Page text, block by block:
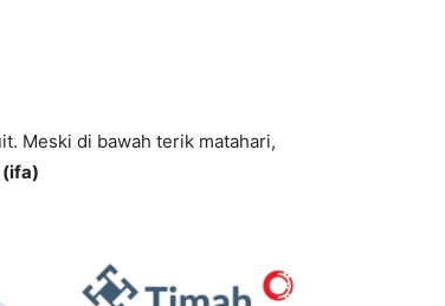
Meski di bawah terik matahari,
(ifa)